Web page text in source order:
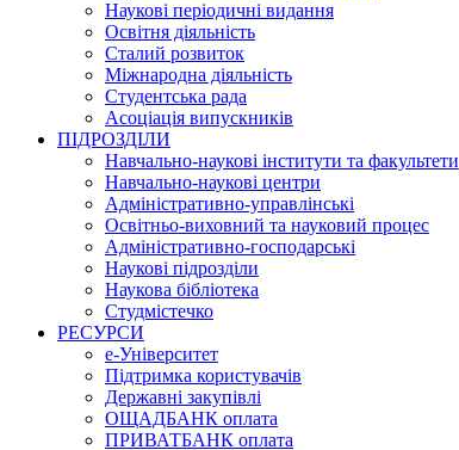
Наукові періодичні видання
Освітня діяльність
Сталий розвиток
Міжнародна діяльність
Студентська рада
Асоціація випускників
ПІДРОЗДІЛИ
Навчально-наукові інститути та факультети
Навчально-наукові центри
Адміністративно-управлінські
Освітньо-виховний та науковий процес
Адміністративно-господарські
Наукові підрозділи
Наукова бібліотека
Студмістечко
РЕСУРСИ
е-Університет
Підтримка користувачів
Державні закупівлі
ОЩАДБАНК оплата
ПРИВАТБАНК оплата